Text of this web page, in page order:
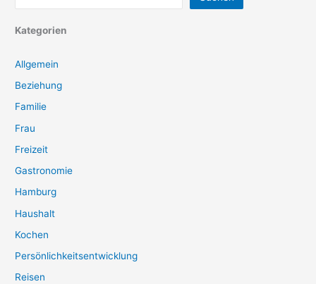
Kategorien
Allgemein
Beziehung
Familie
Frau
Freizeit
Gastronomie
Hamburg
Haushalt
Kochen
Persönlichkeitsentwicklung
Reisen